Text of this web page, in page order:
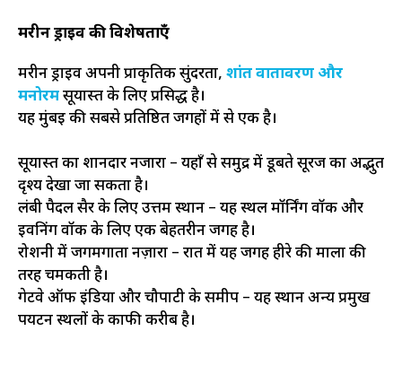
मरीन ड्राइव की विशेषताएँ
मरीन ड्राइव अपनी प्राकृतिक सुंदरता, शांत वातावरण और
मनोरमसूर्यास्त के लिए प्रसिद्ध है।
यह मुंबई की सबसे प्रतिष्ठित जगहों में से एक है।
सूर्यास्त का शानदार नजारा – यहाँ से समुद्र में डूबते सूरज का अद्भुत
दृश्य देखा जा सकता है।
लंबी पैदल सैर के लिए उत्तम स्थान – यह स्थल मॉर्निंग वॉक और
इवनिंग वॉक के लिए एक बेहतरीन जगह है।
रोशनी में जगमगाता नज़ारा – रात में यह जगह हीरे की माला की
तरह चमकती है।
गेटवे ऑफ इंडिया और चौपाटी के समीप – यह स्थान अन्य प्रमुख
पर्यटन स्थलों के काफी करीब है।